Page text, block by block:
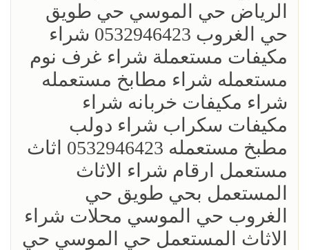
الرياض حي الموسي حي طويق
حي الغروب 0532946423 شراء
مكيفات مستعملة شراء غرف نوم
مستعمله شراء مطابخ مستعمله
شراء مكيفات خربانه شراء
مكيفات سكراب شراء دولب
مطبخ مستعمله 0532946423 اثاث
مستعمل ارقام شراء الاثاث
المستعمل بحي طويق حي
الغروب حي الموسي محلات شراء
الاثاث المستعمل حي الموسي حي